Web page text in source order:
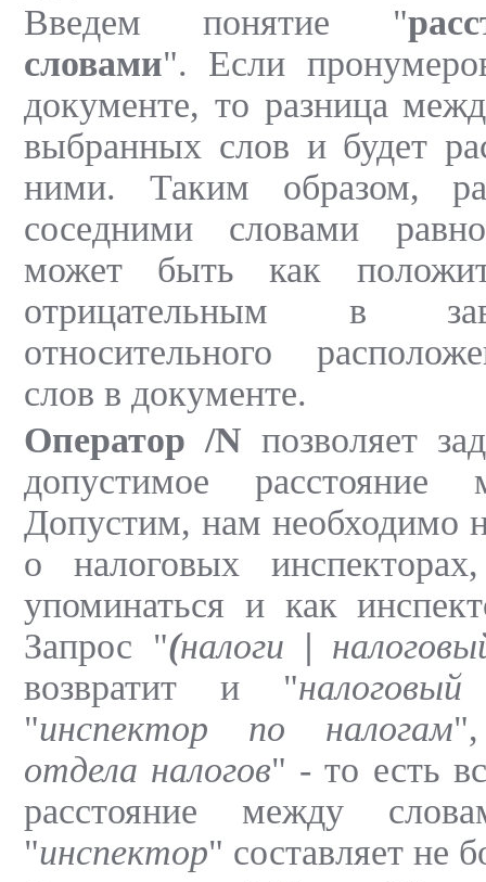
Введем понятие "
словами". Если
документе, то разница
выбранных слов и будет
ними. Таким образом,
соседними словами
может быть как
отрицательным в
относительного
слов в документе.
Оператор /N позволяет
допустимое расстояние
Допустим, нам необходимо
о налоговых
упоминаться и как
Запрос "(налоги |
возвратит и "
"инспектор по налогам
отдела налогов" - то есть
расстояние между
"инспектор" составляет не